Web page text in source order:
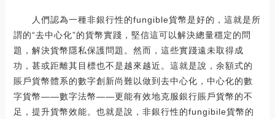
人們認為一種非銀行性的fungible貨幣是好的，這就是所
謂的“去中心化”的貨幣實踐，堅信這可以解決總量穩定的問
題，解決貨幣隱私保護問題。然而，這些實踐遠未取得成
功，甚或距離其目標也不是越來越近。這就是說，余額式的
賬戶貨幣體系的數字創新尚難以做到去中心化，中心化的數
字貨幣——數字法幣——更能有效地克服銀行賬戶貨幣的不
足，提升貨幣效能。也就是說，非銀行性的fungibile貨幣的